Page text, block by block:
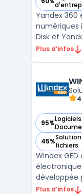
— voir
Yandex 360
numériques
Disk et
faciliter la
plusieurs
Plus d’infos
95%
— voir
45%fichiers
— voir
Windex
développée
et
Plus d’infos